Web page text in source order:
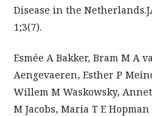
Disease in the
1;3(7).
Esmée A Bakker, Bram M A
Aengevaeren, Esther P
Willem M Waskowsky,
M Jacobs, Maria T E